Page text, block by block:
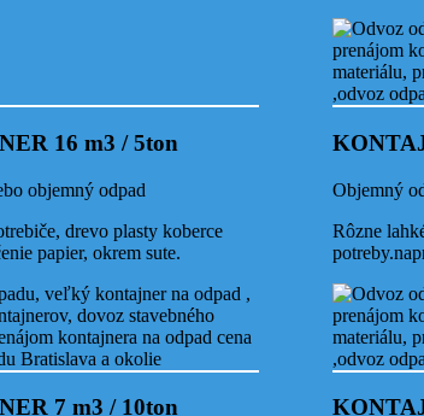
16 m3 / 5ton
objemný odpad
drevo plasty koberce
papier, okrem sute.
Objemný
Rôzne
7 m3 / 10ton